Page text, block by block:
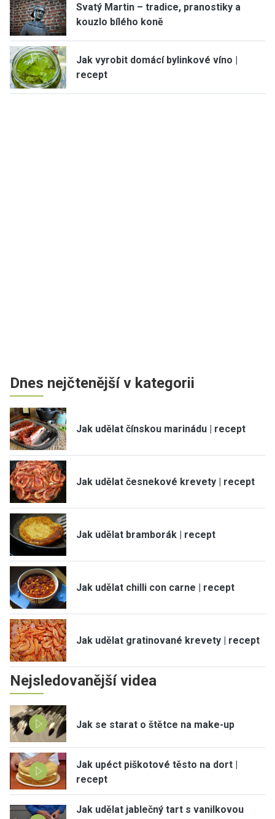
Svatý Martin – tradice, pranostiky a
kouzlo bílého koně
Jak vyrobit domácí bylinkové víno |
recept
Dnes nejčtenější v kategorii
Jak udělat čínskou marinádu | recept
Jak udělat česnekové krevety | recept
Jak udělat bramborák | recept
Jak udělat chilli con carne | recept
Jak udělat gratinované krevety | recept
Nejsledovanější videa
Jak se starat o štětce na make-up
Jak upéct piškotové těsto na dort |
recept
Jak udělat jablečný tart s vanilkovou